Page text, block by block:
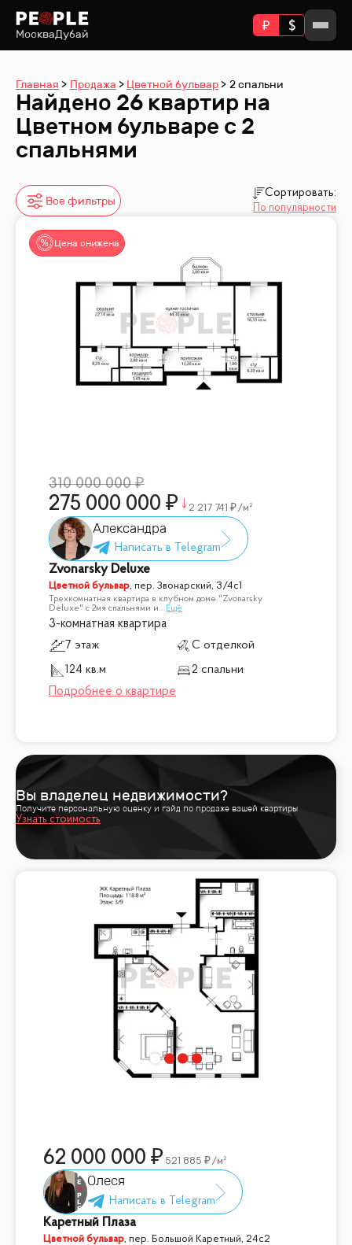
МоскваДубай
Главная Продажа Цветной бульвар 2 спальни
Найдено 26 квартир на
Цветном бульваре с 2
спальнями
Все фильтры
Сортировать:
По популярности
Цена снижена
310 000 000
275 000 000 2 217 741 /м²
Александра
Zvonarsky Deluxe
Цветной бульвар,пер. Звонарский, 3/4с1
Трехкомнатная квартира в клубном доме "Zvonarsky
Deluxe" с 2мя спальнями и... Ещё
3-комнатная квартира
7 этаж
С отделкой
124 кв.м
2 спальни
Вы владелец недвижимости?
Получите персональную оценку и гайд по продаже вашей квартиры
Узнать стоимость
62 000 000 521 885 /м²
Олеся
Каретный Плаза
Цветной бульвар,пер. Большой Каретный, 24с2